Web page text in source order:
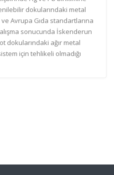
dokularındaki metal
Avrupa Gıda standartlarına
sonucunda İskenderun
dokularındaki ağır metal
için tehlikeli olmadığı